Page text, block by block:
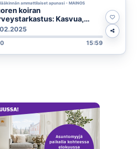
ammattilaiset apunasi - MAINOS
koiran
Kasvua,
ja ennaltaehkäisyä
15:59